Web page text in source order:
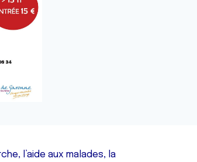
l’aide aux malades, la